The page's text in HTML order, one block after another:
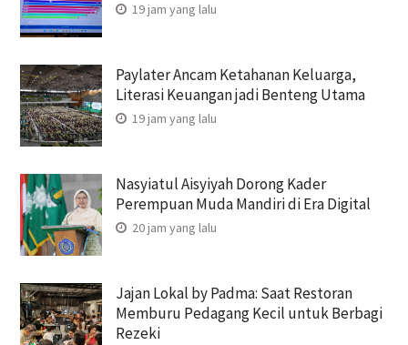
19 jam yang lalu
Paylater Ancam Ketahanan Keluarga,
Literasi Keuangan jadi Benteng Utama
19 jam yang lalu
Nasyiatul Aisyiyah Dorong Kader
Perempuan Muda Mandiri di Era Digital
20 jam yang lalu
Jajan Lokal by Padma: Saat Restoran
Memburu Pedagang Kecil untuk Berbagi
Rezeki